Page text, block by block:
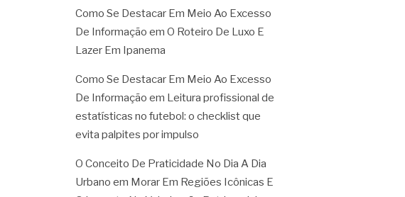
Como Se Destacar Em Meio Ao Excesso
De Informação em O Roteiro De Luxo E
Lazer Em Ipanema
Como Se Destacar Em Meio Ao Excesso
De Informação em Leitura profissional de
estatísticas no futebol: o checklist que
evita palpites por impulso
O Conceito De Praticidade No Dia A Dia
Urbano em Morar Em Regiões Icônicas E